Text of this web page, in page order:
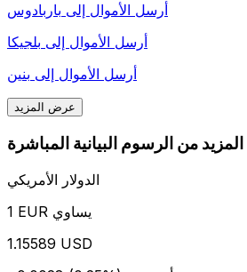
أرسل الأموال إلى باربادوس
أرسل الأموال إلى بلجيكا
أرسل الأموال إلى بنين
عرض المزيد
الدولار الأمريكي
1 EUR يساوي
1.15589 USD